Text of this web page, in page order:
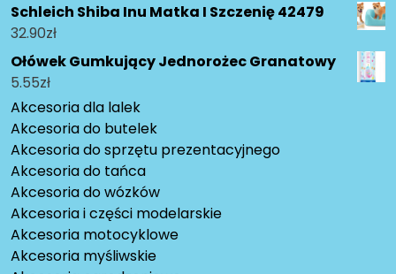
Schleich Shiba Inu Matka I Szczenię 42479
32.90zł
Ołówek Gumkujący Jednorożec Granatowy
5.55zł
Akcesoria dla lalek
Akcesoria do butelek
Akcesoria do sprzętu prezentacyjnego
Akcesoria do tańca
Akcesoria do wózków
Akcesoria i części modelarskie
Akcesoria motocyklowe
Akcesoria myśliwskie